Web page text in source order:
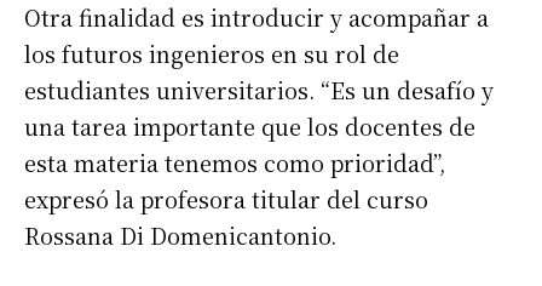
Otra finalidad es introducir y acompañar a
los futuros ingenieros en su rol de
estudiantes universitarios. “Es un desafío y
una tarea importante que los docentes de
esta materia tenemos como prioridad”,
expresó la profesora titular del curso
Rossana Di Domenicantonio.